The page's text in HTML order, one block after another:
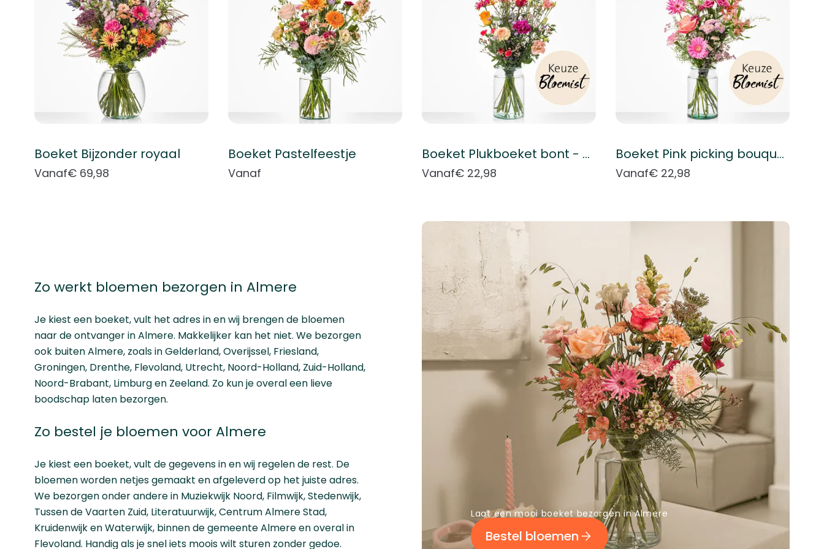
Boeket Bijzonder royaal
Vanaf€ 69,98
Boeket Pastelfeestje
Vanaf
Boeket Plukboeket bont - Keuze bloemist
Vanaf€ 22,98
Boeket Pink picking bouquet - Florist's choice
Vanaf€ 22,98
Zo werkt bloemen bezorgen in Almere
Je kiest een boeket, vult het adres in en wij brengen de bloemen
naar de ontvanger in Almere. Makkelijker kan het niet. We bezorgen
ook buiten Almere, zoals inGelderland,Overijssel, Friesland,
Groningen, Drenthe, Flevoland, Utrecht, Noord-Holland, Zuid-Holland,
Noord-Brabant, Limburgen Zeeland. Zo kun je overal een lieve
boodschap laten bezorgen.
Zo bestel je bloemen voor Almere
Je kiest een boeket, vult de gegevens in en wij regelen de rest. De
bloemen worden netjes gemaakt en afgeleverd op het juiste adres.
We bezorgen onder andere in Muziekwijk Noord, Filmwijk, Stedenwijk,
Tussen de Vaarten Zuid, Literatuurwijk, Centrum Almere Stad,
Kruidenwijk en Waterwijk, binnen de gemeente Almere en overal in
Flevoland. Handig als je snel iets moois wilt sturen zonder gedoe.
Laat een mooi boeket bezorgen in Almere
Bestel bloemen